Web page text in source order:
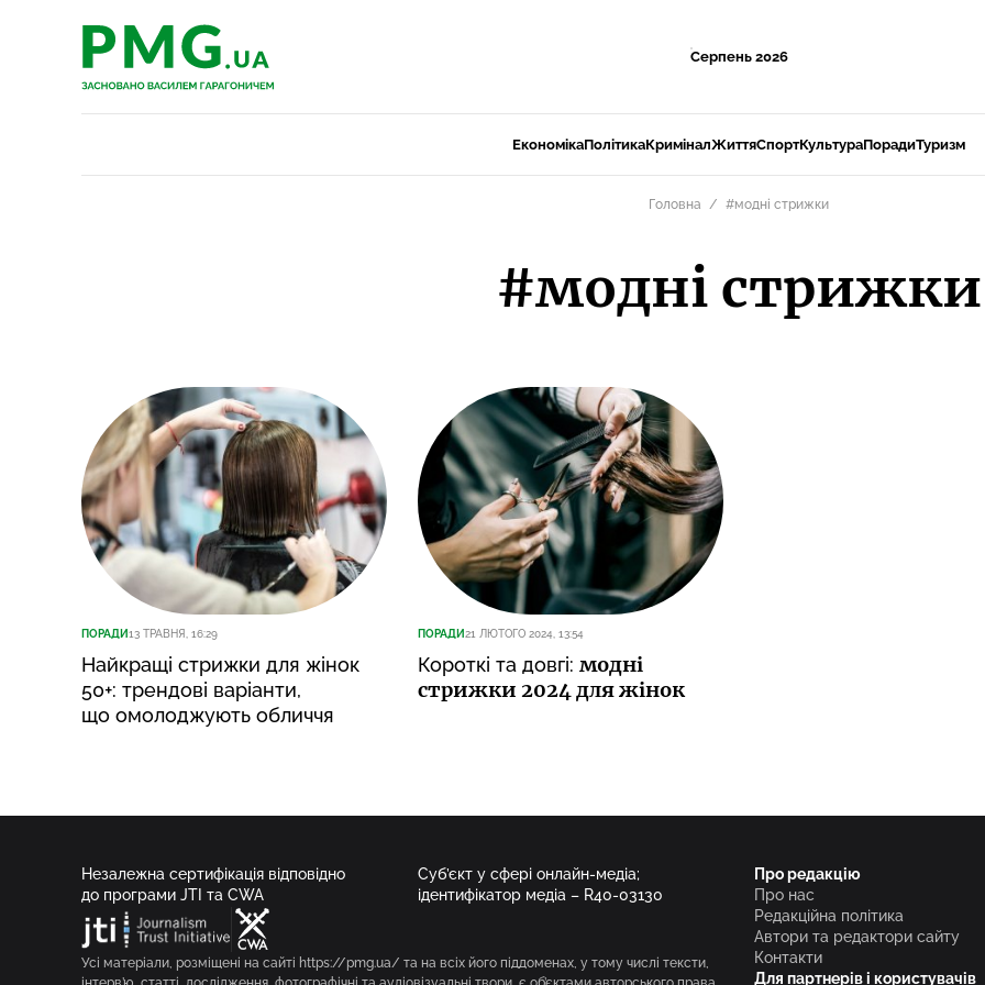
PMG.ua
Серпень 2026
PMG.ua
ЕкономікаПолітикаКриміналЖиттяСпортКультураПорадиТуризм
Головна #модні стрижки
#модні стрижки
ПОРАДИ13 ТРАВНЯ, 16:29
Найкращі стрижки для жінок
50+: трендові варіанти,
що омолоджують обличчя
ПОРАДИ21 ЛЮТОГО 2024, 13:54
Короткі та довгі: модні
стрижки 2024 для жінок
Незалежна сертифікація відповідно
до програми JTI та CWA
Суб’єкт у сфері онлайн-медіа;
ідентифікатор медіа – R40-03130
Усі матеріали, розміщені на сайті https://pmg.ua/ та на всіх його піддоменах, у тому числі тексти,
Про редакцію
Про нас
Редакційна політика
Автори та редактори сайту
Контакти
Для партнерів і користувачів